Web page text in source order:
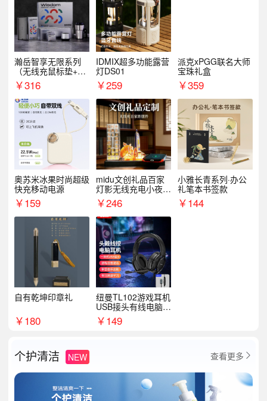
瀚岳智享无限系列
（无线充鼠标垫+飞
利浦音响+乐扣咖啡
杯）
￥316
IDMIX超多功能露营
灯DS01
￥259
派克xPGG联名大师
宝珠礼盒
￥359
奥苏米冰果时尚超级
快充移动电源
￥159
midu文创礼品百家
灯影无线充电小夜灯
纪念礼品定制
￥246
小雅长青系列·办公
礼笔本书签款
￥144
自有乾坤印章礼
￥180
纽曼TL102游戏耳机
USB接头有线电脑耳
机耳麦
￥149
个护清洁 NEW 查看更多 